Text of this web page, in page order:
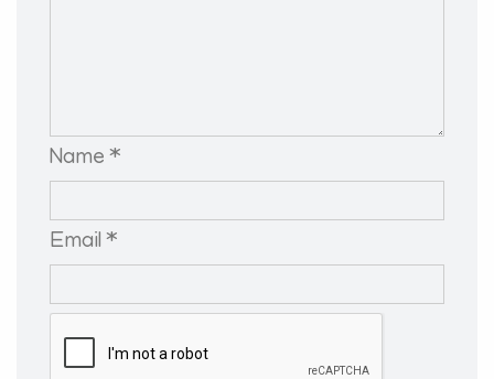
Name *
Email *